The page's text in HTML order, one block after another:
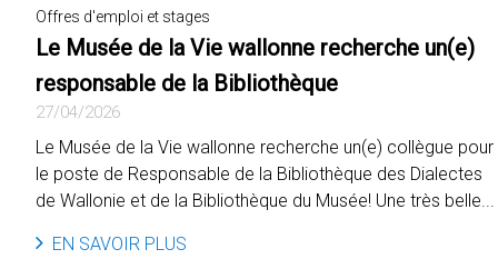
Offres d'emploi et stages
Le Musée de la Vie wallonne recherche un(e)
responsable de la Bibliothèque
27/04/2026
Le Musée de la Vie wallonne recherche un(e) collègue pour
le poste de Responsable de la Bibliothèque des Dialectes
de Wallonie et de la Bibliothèque du Musée! Une très belle...
EN SAVOIR PLUS